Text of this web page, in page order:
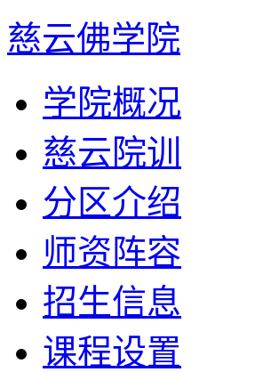
慈云佛学院
学院概况
慈云院训
分区介绍
师资阵容
招生信息
课程设置